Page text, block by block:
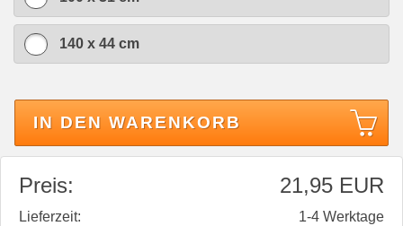
140 x 44 cm
IN DEN WARENKORB
Preis: 21,95 EUR
Lieferzeit:
1-4 Werktage